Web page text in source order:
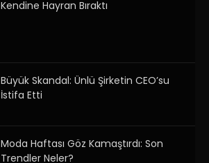
Kendine Hayran Bıraktı
Büyük Skandal: Ünlü Şirketin CEO’su
İstifa Etti
Moda Haftası Göz Kamaştırdı: Son
Trendler Neler?